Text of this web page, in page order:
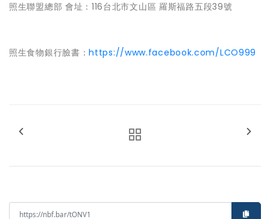
照生聯盟總部 會址：116台北市文山區 羅斯福路五段39號
照生食物銀行臉書：https://www.facebook.com/LCO999